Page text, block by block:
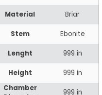
Material Briar
Stem Ebonite
Lenght 999 in
Height 999 in
Chamber
999 in